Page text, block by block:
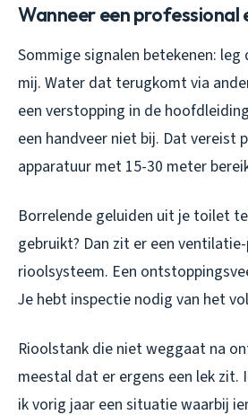
Wanneer een professional
Sommige signalen betekenen: leg
mij. Water dat terugkomt via
een verstopping in de
een handveer niet bij. Dat vereist
apparatuur met 15-30 meter
Borrelende geluiden uit je toilet
gebruikt? Dan zit er een
rioolsysteem. Een
Je hebt inspectie nodig van het
Rioolstank die niet weggaat na
meestal dat er ergens een lek zit.
ik vorig jaar een situatie waarbij